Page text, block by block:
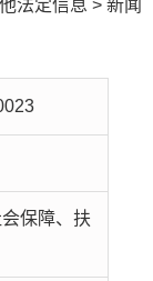
法定信息 > 新闻
保障、扶